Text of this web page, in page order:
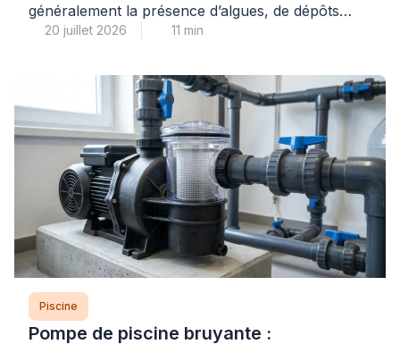
généralement la présence d’algues, de dépôts
organiques ou de résidus calcaires qui se fixent à
flottaison. Ce problème courant, aussi
inesthétique qu’il puisse paraître, se traite
efficacement à condition d’identifier précisément
sa nature et d’adopter une méthode progressive
adaptée […]
20 juillet 2026 11 min
Piscine
Pompe de piscine bruyante :